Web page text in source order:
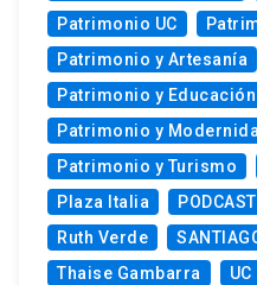
Patrimonio UC
Patrimonio y Artesanía
Patrimonio y Educación
Patrimonio y
Patrimonio y Turismo
Plaza Italia
PODCAST
Ruth Verde
Thaise Gambarra
UC